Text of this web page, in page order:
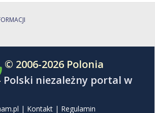
© 2006-2026 Polonia
Polski niezależny portal w
| Kontakt | Regulamin